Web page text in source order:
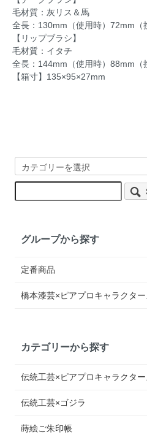
毛材質：灰リス＆馬
全長：130mm（使用時）72mm（
【リップブラシ】
毛材質：イタチ
全長：144mm（使用時）88mm（
【箱寸】135×95×27mm
グループから探す
定番商品
橋本漆芸×ピアプロキャラクタ
カテゴリーから探す
伝統工芸×ピアプロキャラクタ
伝統工芸×ゴジラ
蒔絵ご朱印帳